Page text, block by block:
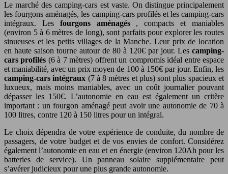
Le marché des camping-cars est vaste. On distingue principalement
les fourgons aménagés, les camping-cars profilés et les camping-cars
intégraux. Les fourgons aménagés , compacts et maniables
(environ 5 à 6 mètres de long), sont parfaits pour explorer les routes
sinueuses et les petits villages de la Manche. Leur prix de location
en haute saison tourne autour de 80 à 120€ par jour. Les camping-
cars profilés (6 à 7 mètres) offrent un compromis idéal entre espace
et maniabilité, avec un prix moyen de 100 à 150€ par jour. Enfin, les
camping-cars intégraux (7 à 8 mètres et plus) sont plus spacieux et
luxueux, mais moins maniables, avec un coût journalier pouvant
dépasser les 150€. L’autonomie en eau est également un critère
important : un fourgon aménagé peut avoir une autonomie de 70 à
100 litres, contre 120 à 150 litres pour un intégral.
Le choix dépendra de votre expérience de conduite, du nombre de
passagers, de votre budget et de vos envies de confort. Considérez
également l’autonomie en eau et en énergie (environ 120Ah pour les
batteries de service). Un panneau solaire supplémentaire peut
s’avérer judicieux pour une plus grande autonomie.